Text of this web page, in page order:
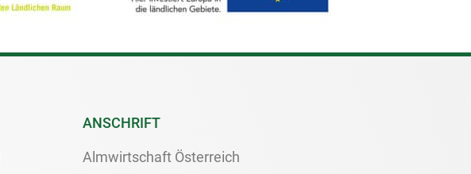
ANSCHRIFT
Almwirtschaft Österreich